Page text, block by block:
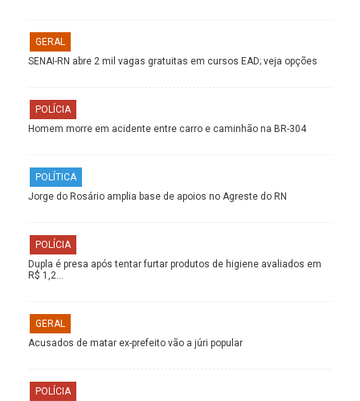
GERAL
SENAI-RN abre 2 mil vagas gratuitas em cursos EAD; veja opções
POLÍCIA
Homem morre em acidente entre carro e caminhão na BR-304
POLÍTICA
Jorge do Rosário amplia base de apoios no Agreste do RN
POLÍCIA
Dupla é presa após tentar furtar produtos de higiene avaliados em
R$ 1,2…
GERAL
Acusados de matar ex-prefeito vão a júri popular
POLÍCIA